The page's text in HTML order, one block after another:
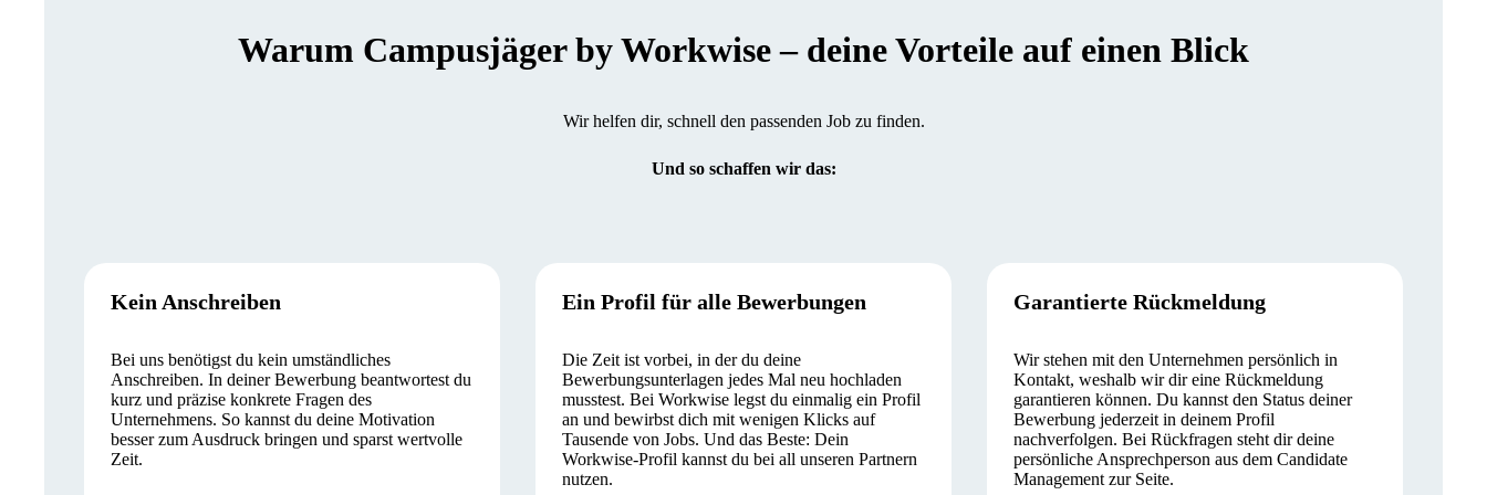
Warum Campusjäger by Workwise – deine Vorteile auf einen Blick
Wir helfen dir, schnell den passenden Job zu finden.
Und so schaffen wir das:
Kein Anschreiben
Bei uns benötigst du kein umständliches
Anschreiben. In deiner Bewerbung beantwortest du
kurz und präzise konkrete Fragen des
Unternehmens. So kannst du deine Motivation
besser zum Ausdruck bringen und sparst wertvolle
Zeit.
Ein Profil für alle Bewerbungen
Die Zeit ist vorbei, in der du deine
Bewerbungsunterlagen jedes Mal neu hochladen
musstest. Bei Workwise legst du einmalig ein Profil
an und bewirbst dich mit wenigen Klicks auf
Tausende von Jobs. Und das Beste: Dein
Workwise-Profil kannst du bei all unseren Partnern
nutzen.
Garantierte Rückmeldung
Wir stehen mit den Unternehmen persönlich in
Kontakt, weshalb wir dir eine Rückmeldung
garantieren können. Du kannst den Status deiner
Bewerbung jederzeit in deinem Profil
nachverfolgen. Bei Rückfragen steht dir deine
persönliche Ansprechperson aus dem Candidate
Management zur Seite.